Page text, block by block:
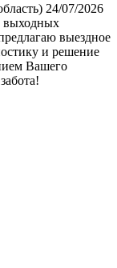
24/07/2026
выходных
выездное
и решение
Вашего